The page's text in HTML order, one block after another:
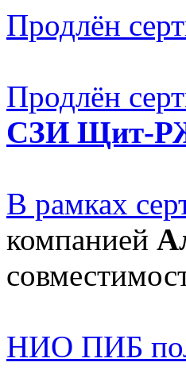
Продлён
Продлён
СЗИ Щит-
В рамках
компанией
НИО ПИБ